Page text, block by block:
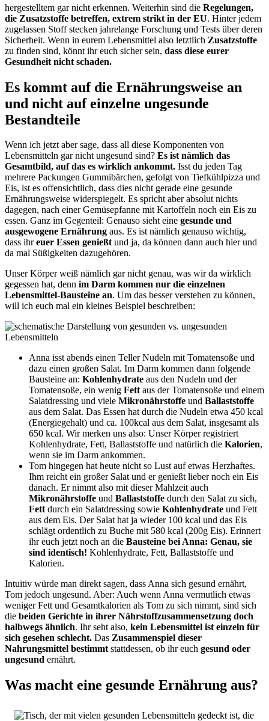
hergestelltem gar nicht erkennen. Weiterhin sind die Regelungen,
die Zusatzstoffe betreffen, extrem strikt in der EU. Hinter jedem
zugelassen Stoff stecken jahrelange Forschung und Tests über deren
Sicherheit. Wenn in eurem Lebensmittel also letztlich Zusatzstoffe
zu finden sind, könnt ihr euch sicher sein, dass diese eurer
Gesundheit nicht schaden.
Es kommt auf die Ernährungsweise an
und nicht auf einzelne ungesunde
Bestandteile
Wenn ich jetzt aber sage, dass all diese Komponenten von
Lebensmitteln gar nicht ungesund sind? Es ist nämlich das
Gesamtbild, auf das es wirklich ankommt. Isst du jeden Tag
mehrere Packungen Gummibärchen, gefolgt von Tiefkühlpizza und
Eis, ist es offensichtlich, dass dies nicht gerade eine gesunde
Ernährungsweise widerspiegelt. Es spricht aber absolut nichts
dagegen, nach einer Gemüsepfanne mit Kartoffeln noch ein Eis zu
essen. Ganz im Gegenteil: Genauso sieht eine gesunde und
ausgewogene Ernährung aus. Es ist nämlich genauso wichtig,
dass ihreuer Essen genießtund ja, da können dann auch hier und
da mal Süßigkeiten dazugehören.
Unser Körper weiß nämlich gar nicht genau, was wir da wirklich
gegessen hat, denn im Darm kommen nur die einzelnen
Lebensmittel-Bausteine an. Um das besser verstehen zu können,
will ich euch mal ein kleines Beispiel beschreiben:
Anna isst abends einen Teller Nudeln mit Tomatensoße und
dazu einen großen Salat. Im Darm kommen dann folgende
Bausteine an: Kohlenhydrate aus den Nudeln und der
Tomatensoße, ein wenig Fettaus der Tomatensoße und einem
Salatdressing und viele Mikronährstoffe und Ballaststoffe
aus dem Salat. Das Essen hat durch die Nudeln etwa 450 kcal
(Energiegehalt) und ca. 100kcal aus dem Salat, insgesamt als
650 kcal. Wir merken uns also: Unser Körper registriert
Kohlenhydrate, Fett, Ballaststoffe und natürlich die Kalorien,
wenn sie im Darm ankommen.
Tom hingegen hat heute nicht so Lust auf etwas Herzhaftes.
Ihm reicht ein großer Salat und er genießt lieber noch ein Eis
danach. Er nimmt also mit dieser Mahlzeit auch
Mikronährstoffe und Ballaststoffe durch den Salat zu sich,
Fettdurch ein Salatdressing sowie Kohlenhydrate und Fett
aus dem Eis. Der Salat hat ja wieder 100 kcal und das Eis
schlägt ordentlich zu Buche mit 580 kcal (200g Eis). Erinnert
ihr euch jetzt noch an die Bausteine bei Anna: Genau, sie
sind identisch! Kohlenhydrate, Fett, Ballaststoffe und
Kalorien.
Intuitiv würde man direkt sagen, dass Anna sich gesund ernährt,
Tom jedoch ungesund. Aber: Auch wenn Anna vermutlich etwas
weniger Fett und Gesamtkalorien als Tom zu sich nimmt, sind sich
die beiden Gerichte in ihrer Nährstoffzusammensetzung doch
halbwegs ähnlich. Ihr seht also, kein Lebensmittel ist einzeln für
sich gesehen schlecht. Das Zusammenspiel dieser
Nahrungsmittel bestimmtstattdessen, ob ihr euch gesund oder
ungesund ernährt.
Was macht eine gesunde Ernährung aus?